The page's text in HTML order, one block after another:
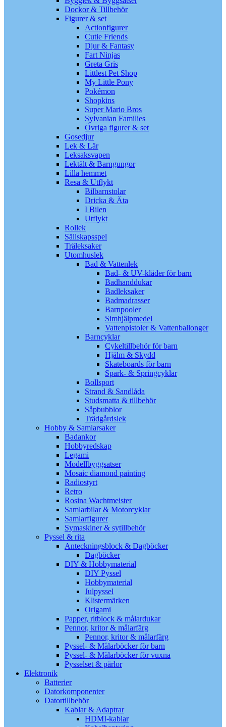
Dockor & Tillbehör
Figurer & set
Actionfigurer
Cutie Friends
Djur & Fantasy
Fart Ninjas
Greta Gris
Littlest Pet Shop
My Little Pony
Pokémon
Shopkins
Super Mario Bros
Sylvanian Families
Övriga figurer & set
Gosedjur
Lek & Lär
Leksaksvapen
Lektält & Barngungor
Lilla hemmet
Resa & Utflykt
Bilbarnstolar
Dricka & Äta
I Bilen
Utflykt
Rollek
Sällskapsspel
Träleksaker
Utomhuslek
Bad & Vattenlek
Bad- & UV-kläder för barn
Badhanddukar
Badleksaker
Badmadrasser
Barnpooler
Simhjälpmedel
Vattenpistoler & Vattenballonger
Barncyklar
Cykeltillbehör för barn
Hjälm & Skydd
Skateboards för barn
Spark- & Springcyklar
Bollsport
Strand & Sandlåda
Studsmatta & tillbehör
Såpbubblor
Trädgårdslek
Hobby & Samlarsaker
Badankor
Hobbyredskap
Legami
Modellbyggsatser
Mosaic diamond painting
Radiostyrt
Retro
Rosina Wachtmeister
Samlarbilar & Motorcyklar
Samlarfigurer
Symaskiner & sytillbehör
Pyssel & rita
Anteckningsblock & Dagböcker
Dagböcker
DIY & Hobbymaterial
DIY Pyssel
Hobbymaterial
Julpyssel
Klistermärken
Origami
Papper, ritblock & målardukar
Pennor, kritor & målarfärg
Pennor, kritor & målarfärg
Pyssel- & Målarböcker för barn
Pyssel- & Målarböcker för vuxna
Pysselset & pärlor
Elektronik
Batterier
Datorkomponenter
Datortillbehör
Kablar & Adaptrar
HDMI-kablar